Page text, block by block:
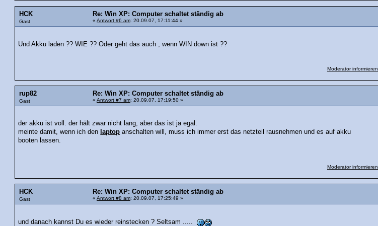
HCK
Gast
Re: Win XP: Computer schaltet ständig ab
« Antwort #6 am: 20.09.07, 17:11:44 »
Und Akku laden ?? WIE ?? Oder geht das auch , wenn WIN down ist ??
Moderator informieren
rup82
Gast
Re: Win XP: Computer schaltet ständig ab
« Antwort #7 am: 20.09.07, 17:19:50 »
der akku ist voll. der hält zwar nicht lang, aber das ist ja egal.
meinte damit, wenn ich den laptop anschalten will, muss ich immer erst das netzteil rausnehmen und es auf akku
booten lassen.
Moderator informieren
HCK
Gast
Re: Win XP: Computer schaltet ständig ab
« Antwort #8 am: 20.09.07, 17:25:49 »
und danach kannst Du es wieder reinstecken ? Seltsam .....